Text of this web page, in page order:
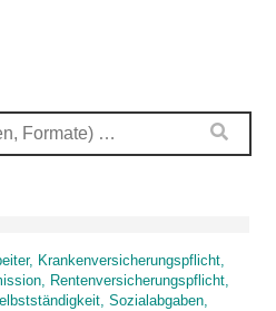
Krankenversicherungspflicht,
Rentenversicherungspflicht,
Sozialabgaben,